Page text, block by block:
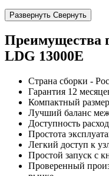
Развернуть Свернуть
Преимущества
LDG 13000E
Страна сборки -
Гарантия 12
Компактный размер
Лучший баланс
Доступность
Простота
Легкий доступ к
Простой запуск с
Проверенный